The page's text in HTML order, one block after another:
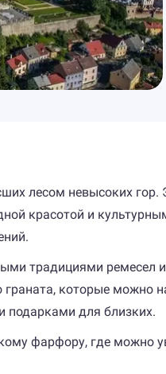
лесом невысоких гор.
красотой и
традициями ремесел
которые можно
подарками для близких.
фарфору, где можно